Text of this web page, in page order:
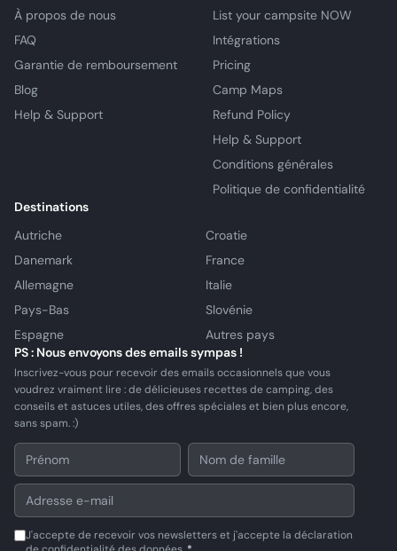
À propos de nous
FAQ
Garantie de remboursement
Blog
Help & Support
List your campsite NOW
Intégrations
Pricing
Camp Maps
Refund Policy
Help & Support
Conditions générales
Politique de confidentialité
Destinations
Autriche
Croatie
Danemark
France
Allemagne
Italie
Pays-Bas
Slovénie
Espagne
Autres pays
PS : Nous envoyons des emails sympas !
Inscrivez-vous pour recevoir des emails occasionnels que vous
voudrez vraiment lire : de délicieuses recettes de camping, des
conseils et astuces utiles, des offres spéciales et bien plus encore,
sans spam. :)
J'accepte de recevoir vos newsletters et j'accepte la déclaration